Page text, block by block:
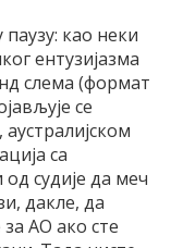
као неки
ентузијазма
слема (формат
се
са
судије да меч
дакле, да
АО ако сте